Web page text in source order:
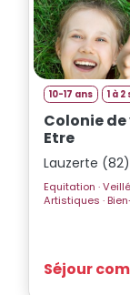
10-17 ans 1 à
Colonie
Etre
Lauzerte (82)
Equitation · Veillées · Relaxation · Ateliers Créatifs Et
Séjour